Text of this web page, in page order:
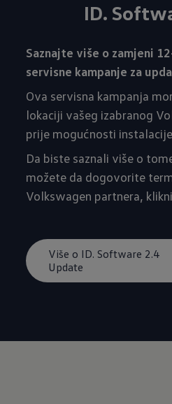
ID.
Saznajte više o zamjeni
servisne kampanje za
Ova servisna kampanja
lokaciji vašeg izabranog
prije mogućnosti
Da biste saznali više o
možete da dogovorite
Volkswagen partnera,
Više o ID. Software 2.4
Update